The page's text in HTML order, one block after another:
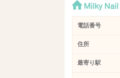
Milky Nail
電話番号
住所
最寄り駅